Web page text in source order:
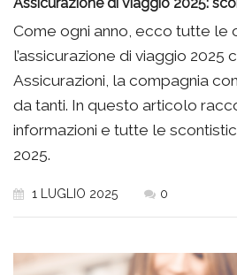
Come ogni anno, ecco tutte le
l’assicurazione di viaggio 2025
Assicurazioni, la compagnia
da tanti. In questo articolo
informazioni e tutte le
2025.
1 LUGLIO 2025 0